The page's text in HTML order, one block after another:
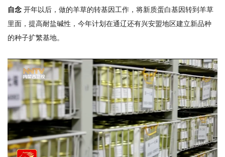
自念 开年以后，做的羊草的转基因工作，将新质蛋白基因转到羊草
里面，提高耐盐碱性，今年计划在通辽还有兴安盟地区建立新品种
的种子扩繁基地。